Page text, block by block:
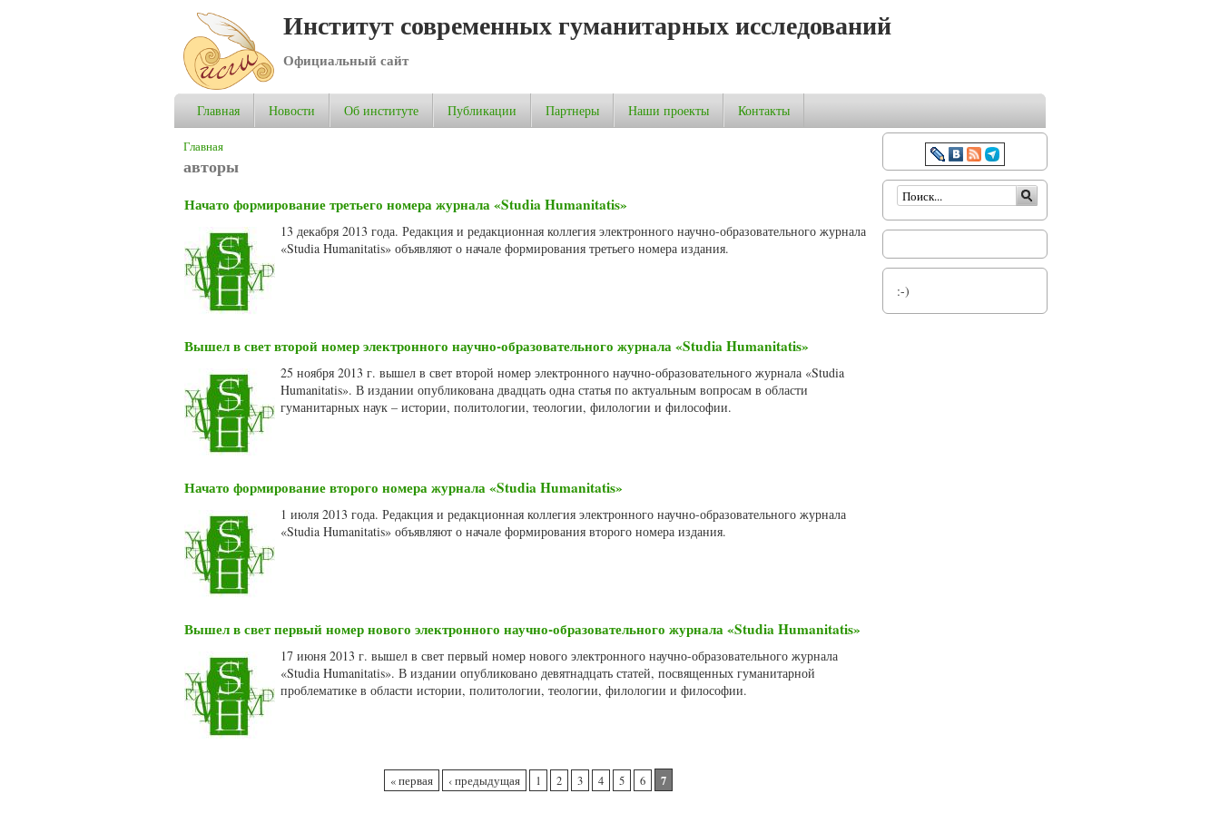
Институт современных гуманитарных исследований
Официальный сайт
Главная Новости Об институте Публикации Партнеры Наши проекты Контакты
Вы здесь
Главная
авторы
Начато формирование третьего номера журнала «Studia Humanitatis»
13 декабря 2013 года. Редакция и редакционная коллегия электронного научно-образовательного журнала
«Studia Humanitatis» объявляют о начале формирования третьего номера издания.
Вышел в свет второй номер электронного научно-образовательного журнала «Studia Humanitatis»
25 ноября 2013 г. вышел в свет второй номер электронного научно-образовательного журнала «Studia
Humanitatis». В издании опубликована двадцать одна статья по актуальным вопросам в области
гуманитарных наук – истории, политологии, теологии, филологии и философии.
Начато формирование второго номера журнала «Studia Humanitatis»
1 июля 2013 года. Редакция и редакционная коллегия электронного научно-образовательного журнала
«Studia Humanitatis» объявляют о начале формирования второго номера издания.
Вышел в свет первый номер нового электронного научно-образовательного журнала «Studia Humanitatis»
17 июня 2013 г. вышел в свет первый номер нового электронного научно-образовательного журнала
«Studia Humanitatis». В издании опубликовано девятнадцать статей, посвященных гуманитарной
проблематике в области истории, политологии, теологии, филологии и философии.
« первая ‹ предыдущая 1 2 3 4 5 6 7
Форма поиска
:-)